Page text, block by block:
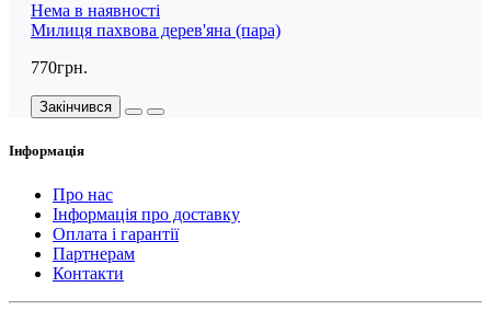
Нема в наявності
Милиця пахвова дерев'яна (пара)
770грн.
Закінчився
Інформація
Про нас
Інформація про доставку
Оплата і гарантії
Партнерам
Контакти